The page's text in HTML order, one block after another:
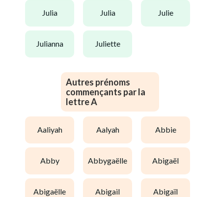
julia julia julie
julianna juliette
Autres prénoms
commençants par la
lettre A
aaliyah aalyah abbie
abby abbygaëlle abigaël
abigaëlle abigail abigaïl